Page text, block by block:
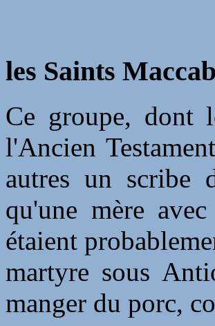
les Saints
Ce groupe, dont
l'Ancien
autres un scribe
qu'une mère
étaient
martyre sous
manger du porc,